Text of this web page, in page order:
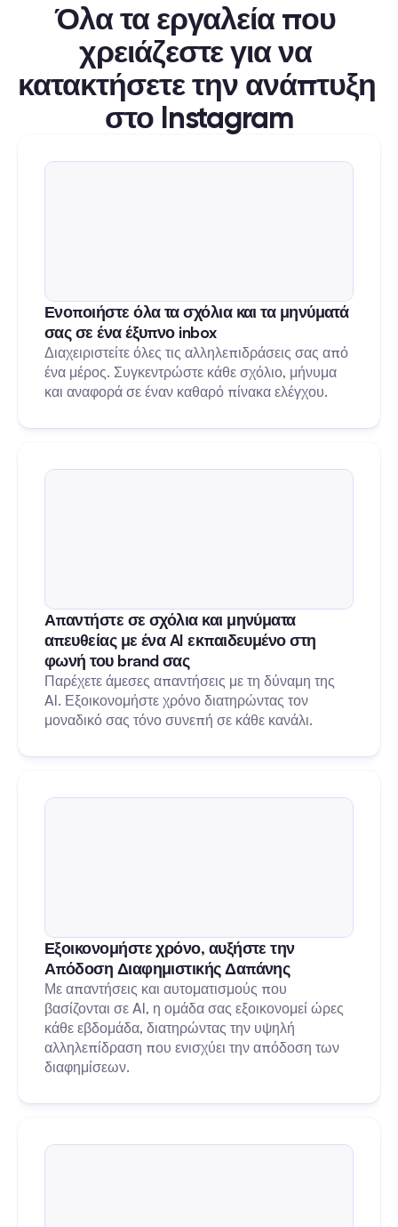
Όλα τα εργαλεία που
χρειάζεστε για να
κατακτήσετε την ανάπτυξη
στο Instagram
Ενοποιήστε όλα τα σχόλια και τα μηνύματά
σας σε ένα έξυπνο inbox
Διαχειριστείτε όλες τις αλληλεπιδράσεις σας από
ένα μέρος. Συγκεντρώστε κάθε σχόλιο, μήνυμα
και αναφορά σε έναν καθαρό πίνακα ελέγχου.
Απαντήστε σε σχόλια και μηνύματα
απευθείας με ένα AI εκπαιδευμένο στη
φωνή του brand σας
Παρέχετε άμεσες απαντήσεις με τη δύναμη της
AI. Εξοικονομήστε χρόνο διατηρώντας τον
μοναδικό σας τόνο συνεπή σε κάθε κανάλι.
Εξοικονομήστε χρόνο, αυξήστε την
Απόδοση Διαφημιστικής Δαπάνης
Με απαντήσεις και αυτοματισμούς που
βασίζονται σε AI, η ομάδα σας εξοικονομεί ώρες
κάθε εβδομάδα, διατηρώντας την υψηλή
αλληλεπίδραση που ενισχύει την απόδοση των
διαφημίσεων.